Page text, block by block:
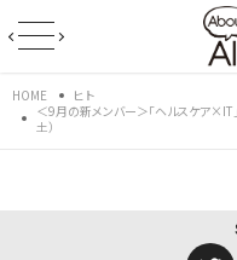
HOME
ヒト
＜9月の新メンバー＞「ヘルスケア×IT
土）